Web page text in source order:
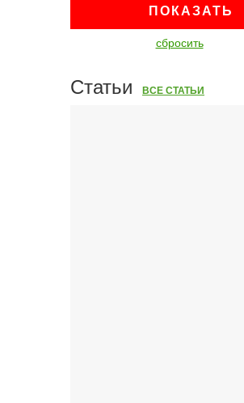
ПОКАЗАТЬ
сбросить
Статьи ВСЕ СТАТЬИ